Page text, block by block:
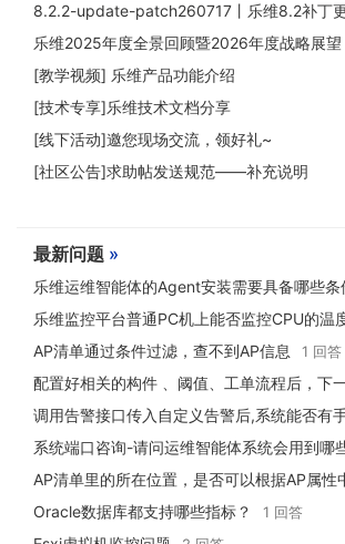
8.2.2-update-patch260717丨乐维8.2补丁
乐维2025年度全景回顾暨2026年度战略展望
[教学视频] 乐维产品功能介绍
[技术专享]乐维技术文档分享
[线下活动]邀您现场交流，领好礼~
[社区公告]求助帖发送规范——补充说明
最新问题 »
乐维运维智能体的Agent安装需要具备哪些条
乐维监控平台普通PC机上能否监控CPU的温
AP清单通过条件过滤，查不到AP信息 1 回答
配置好相关的构件 、阈值、工单流程后，下
调用告警接口传入自定义告警后,系统能否有
系统端口咨询-请问运维智能体系统会用到哪
AP清单里的所在位置，是否可以根据AP属性
Oracle数据库都支持哪些指标？ 1 回答